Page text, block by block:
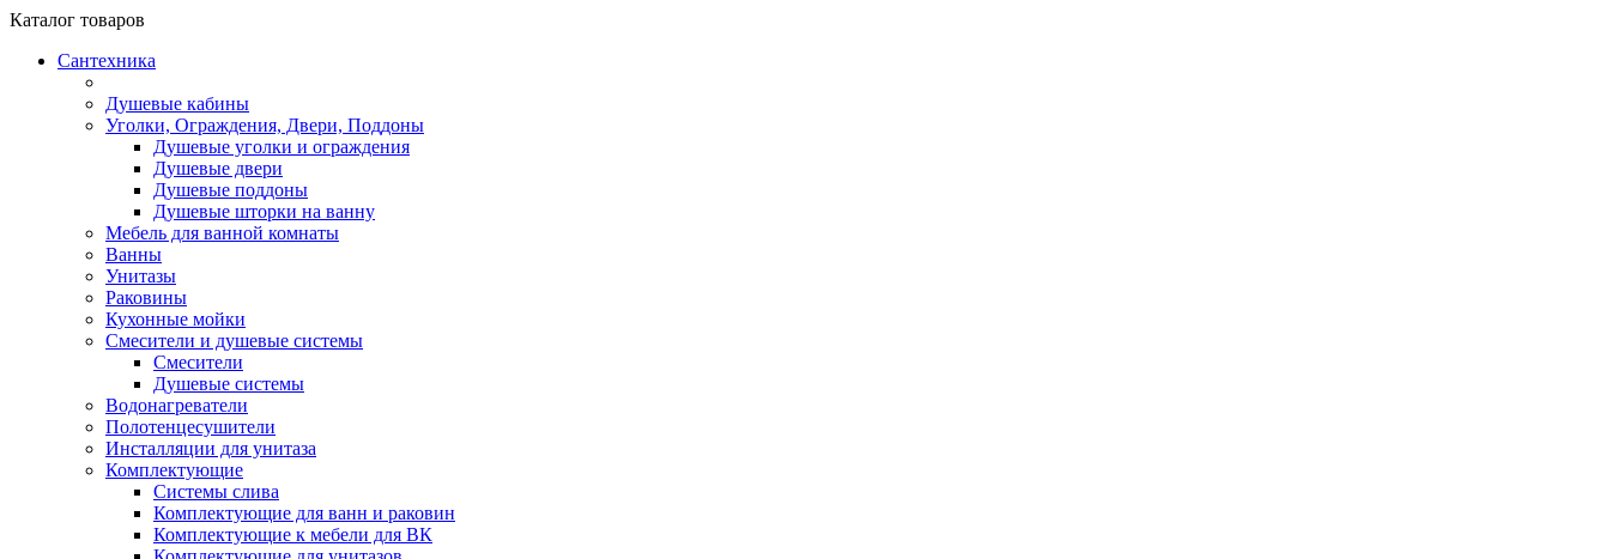
Каталог товаров
Сантехника
Душевые кабины
Уголки, Ограждения, Двери, Поддоны
Душевые уголки и ограждения
Душевые двери
Душевые поддоны
Душевые шторки на ванну
Мебель для ванной комнаты
Ванны
Унитазы
Раковины
Кухонные мойки
Смесители и душевые системы
Смесители
Душевые системы
Водонагреватели
Полотенцесушители
Инсталляции для унитаза
Комплектующие
Системы слива
Комплектующие для ванн и раковин
Комплектующие к мебели для ВК